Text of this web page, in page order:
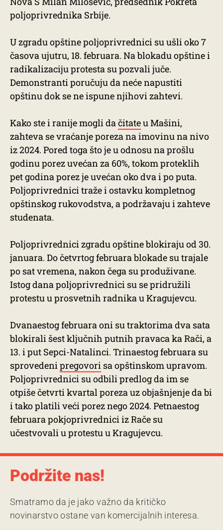
poljoprivrednika Srbije.
U zgradu opštine poljoprivrednici su ušli oko 7
časova ujutru, 18. februara. Na blokadu opštine i
radikalizaciju protesta su pozvali juče.
Demonstranti poručuju da neće napustiti
opštinu dok se ne ispune njihovi zahtevi.
Kako ste i ranije mogli dačitateu Mašini,
zahteva se vraćanje poreza na imovinu na nivo
iz 2024. Pored toga što je u odnosu na prošlu
godinu porez uvećan za 60%, tokom proteklih
pet godina porez je uvećan oko dva i po puta.
Poljoprivrednici traže i ostavku kompletnog
opštinskog rukovodstva, a podržavaju i zahteve
studenata.
Poljoprivrednici zgradu opštine blokiraju od 30.
januara. Do četvrtog februara blokade su trajale
po sat vremena, nakon čega su produživane.
Istog dana poljoprivrednici su se pridružili
protestu u prosvetnih radnika u Kragujevcu.
Dvanaestog februara oni su traktorima dva sata
blokirali šest ključnih putnih pravaca ka Rači, a
13. i put Sepci-Natalinci. Trinaestog februara su
sprovedenipregovori sa opštinskom upravom.
Poljoprivrednici su odbili predlog da im se
otpiše četvrti kvartal poreza uz objašnjenje da bi
i tako platili veći porez nego 2024. Petnaestog
februara pokjoprivrednici iz Rače su
učestvovali u protestu u Kragujevcu.
Podržite nas!
Smatramo da je jako važno da kritičko
novinarstvo ostane van komercijalnih interesa.